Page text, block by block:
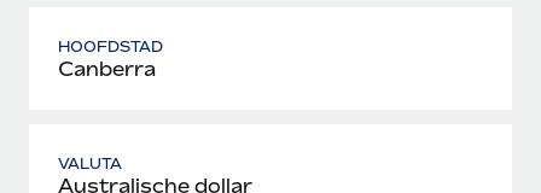
HOOFDSTAD
Canberra
VALUTA
Australische dollar